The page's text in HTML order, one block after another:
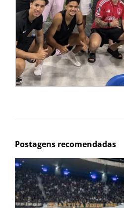
Postagens recomendadas